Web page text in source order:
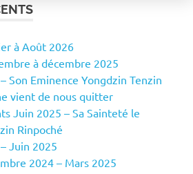
à Août 2026
à décembre 2025
Son Eminence Yongdzin Tenzin
vient de nous quitter
Juin 2025 – Sa Sainteté le
Rinpoché
Juin 2025
2024 – Mars 2025